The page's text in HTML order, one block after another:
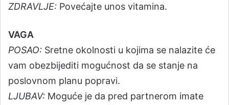
ZDRAVLJE: Povećajte unos vitamina.
VAGA
POSAO: Sretne okolnosti u kojima se nalazite će
vam obezbijediti mogućnost da se stanje na
poslovnom planu popravi.
LJUBAV: Moguće je da pred partnerom imate